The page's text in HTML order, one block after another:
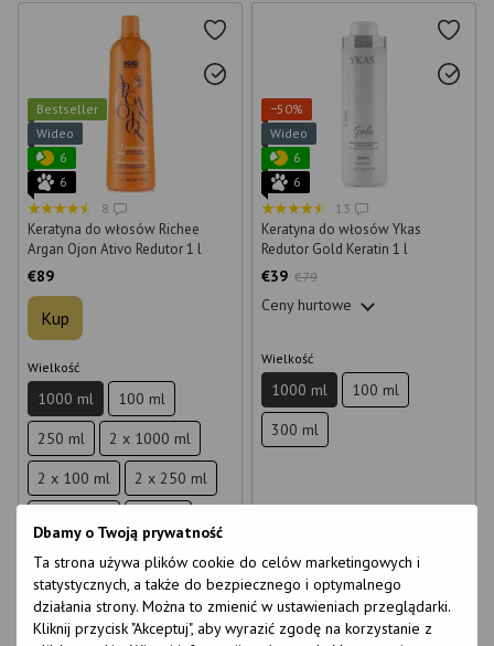
Dbamy o Twoją prywatność
Ta strona używa plików cookie do celów marketingowych i
statystycznych, a także do bezpiecznego i optymalnego
działania strony. Można to zmienić w ustawieniach przeglądarki.
Kliknij przycisk "Akceptuj", aby wyrazić zgodę na korzystanie z
Bestseller
Wideo
6
6
8
Keratyna do włosów Richee
Argan Ojon Ativo Redutor 1 l
€89
Kup
Wielkość
1000 ml
100 ml
250 ml
2 x 1000 ml
2 x 100 ml
2 x 250 ml
−50%
Wideo
6
6
13
Keratyna do włosów Ykas
Redutor Gold Keratin 1 l
€39 €79
Ceny hurtowe
Wielkość
1000 ml
100 ml
300 ml